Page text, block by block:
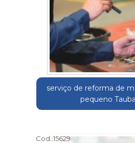
serviço de reforma de
pequeno
Cod.:15629